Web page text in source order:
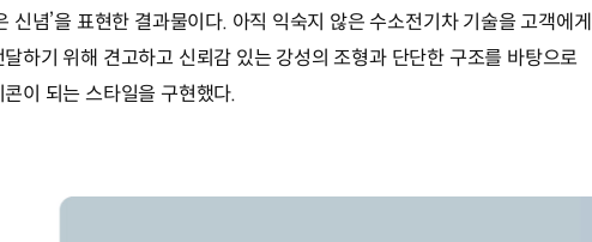
신념’을 표현한 결과물이다. 아직 익숙지 않은 수소전기차 기술을 고객에게
달하기 위해 견고하고 신뢰감 있는 강성의 조형과 단단한 구조를 바탕으로
이 되는 스타일을 구현했다.